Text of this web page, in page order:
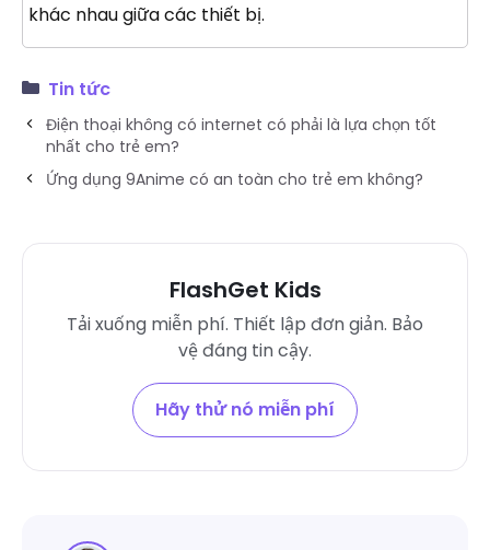
khác nhau giữa các thiết bị.
Tin tức
Điện thoại không có internet có phải là lựa chọn tốt
nhất cho trẻ em?
Ứng dụng 9Anime có an toàn cho trẻ em không?
FlashGet Kids
Tải xuống miễn phí. Thiết lập đơn giản. Bảo
vệ đáng tin cậy.
Hãy thử nó miễn phí